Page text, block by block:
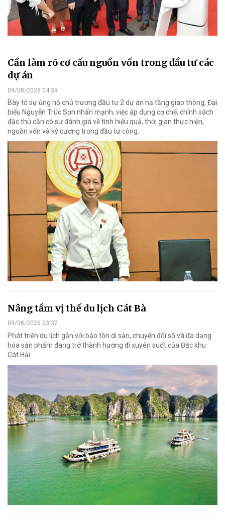
Cần làm rõ cơ cấu nguồn vốn trong đầu tư các
dự án
09/08/2026 04:39
Bày tỏ sự ủng hộ chủ trương đầu tư 2 dự án hạ tầng giao thông, Đại
biểu Nguyễn Trúc Sơn nhấn mạnh, việc áp dụng cơ chế, chính sách
đặc thù cần có sự đánh giá về tính hiệu quả, thời gian thực hiện,
nguồn vốn và kỷ cương trong đầu tư công.
Nâng tầm vị thế du lịch Cát Bà
09/08/2026 03:37
Phát triển du lịch gắn với bảo tồn di sản, chuyển đổi số và đa dạng
hóa sản phẩm đang trở thành hướng đi xuyên suốt của Đặc khu
Cát Hải.